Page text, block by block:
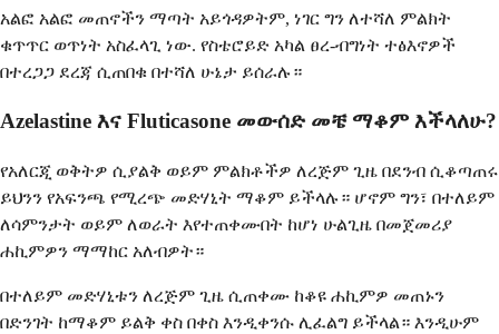
አልፎ አልፎ መጠኖችን ማጣት አይጎዳዎትም, ነገር ግን ለተሻለ ምልክት
ቁጥጥር ወጥነት አስፈላጊ ነው. የስቴሮይድ አካል ፀረ-ብግነት ተፅእኖዎች
በተረጋጋ ደረጃ ሲጠበቁ በተሻለ ሁኔታ ይሰራሉ።
Azelastine እና Fluticasone መውሰድ መቼ ማቆም እችላለሁ?
የአለርጂ ወቅትዎ ሲያልቅ ወይም ምልክቶችዎ ለረጅም ጊዜ በደንብ ሲቆጣጠሩ
ይህንን የአፍንጫ የሚረጭ መድሃኒት ማቆም ይችላሉ። ሆኖም ግን፣ በተለይም
ለሳምንታት ወይም ለወራት እየተጠቀሙበት ከሆነ ሁልጊዜ በመጀመሪያ
ሐኪምዎን ማማከር አለብዎት።
በተለይም መድሃኒቱን ለረጅም ጊዜ ሲጠቀሙ ከቆዩ ሐኪምዎ መጠኑን
በድንገት ከማቆም ይልቅ ቀስ በቀስ እንዲቀንሱ ሊፈልግ ይችላል። እንዲሁም